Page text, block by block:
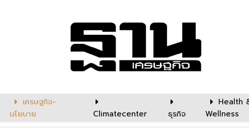
เศรษฐกิจ-
นโยบาย
Climatecenter ธุรกิจ
Health
Wellness